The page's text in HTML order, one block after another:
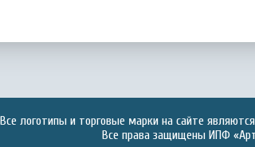
Все логотипы и торговые марки на сайте
Все права защищены ИПФ